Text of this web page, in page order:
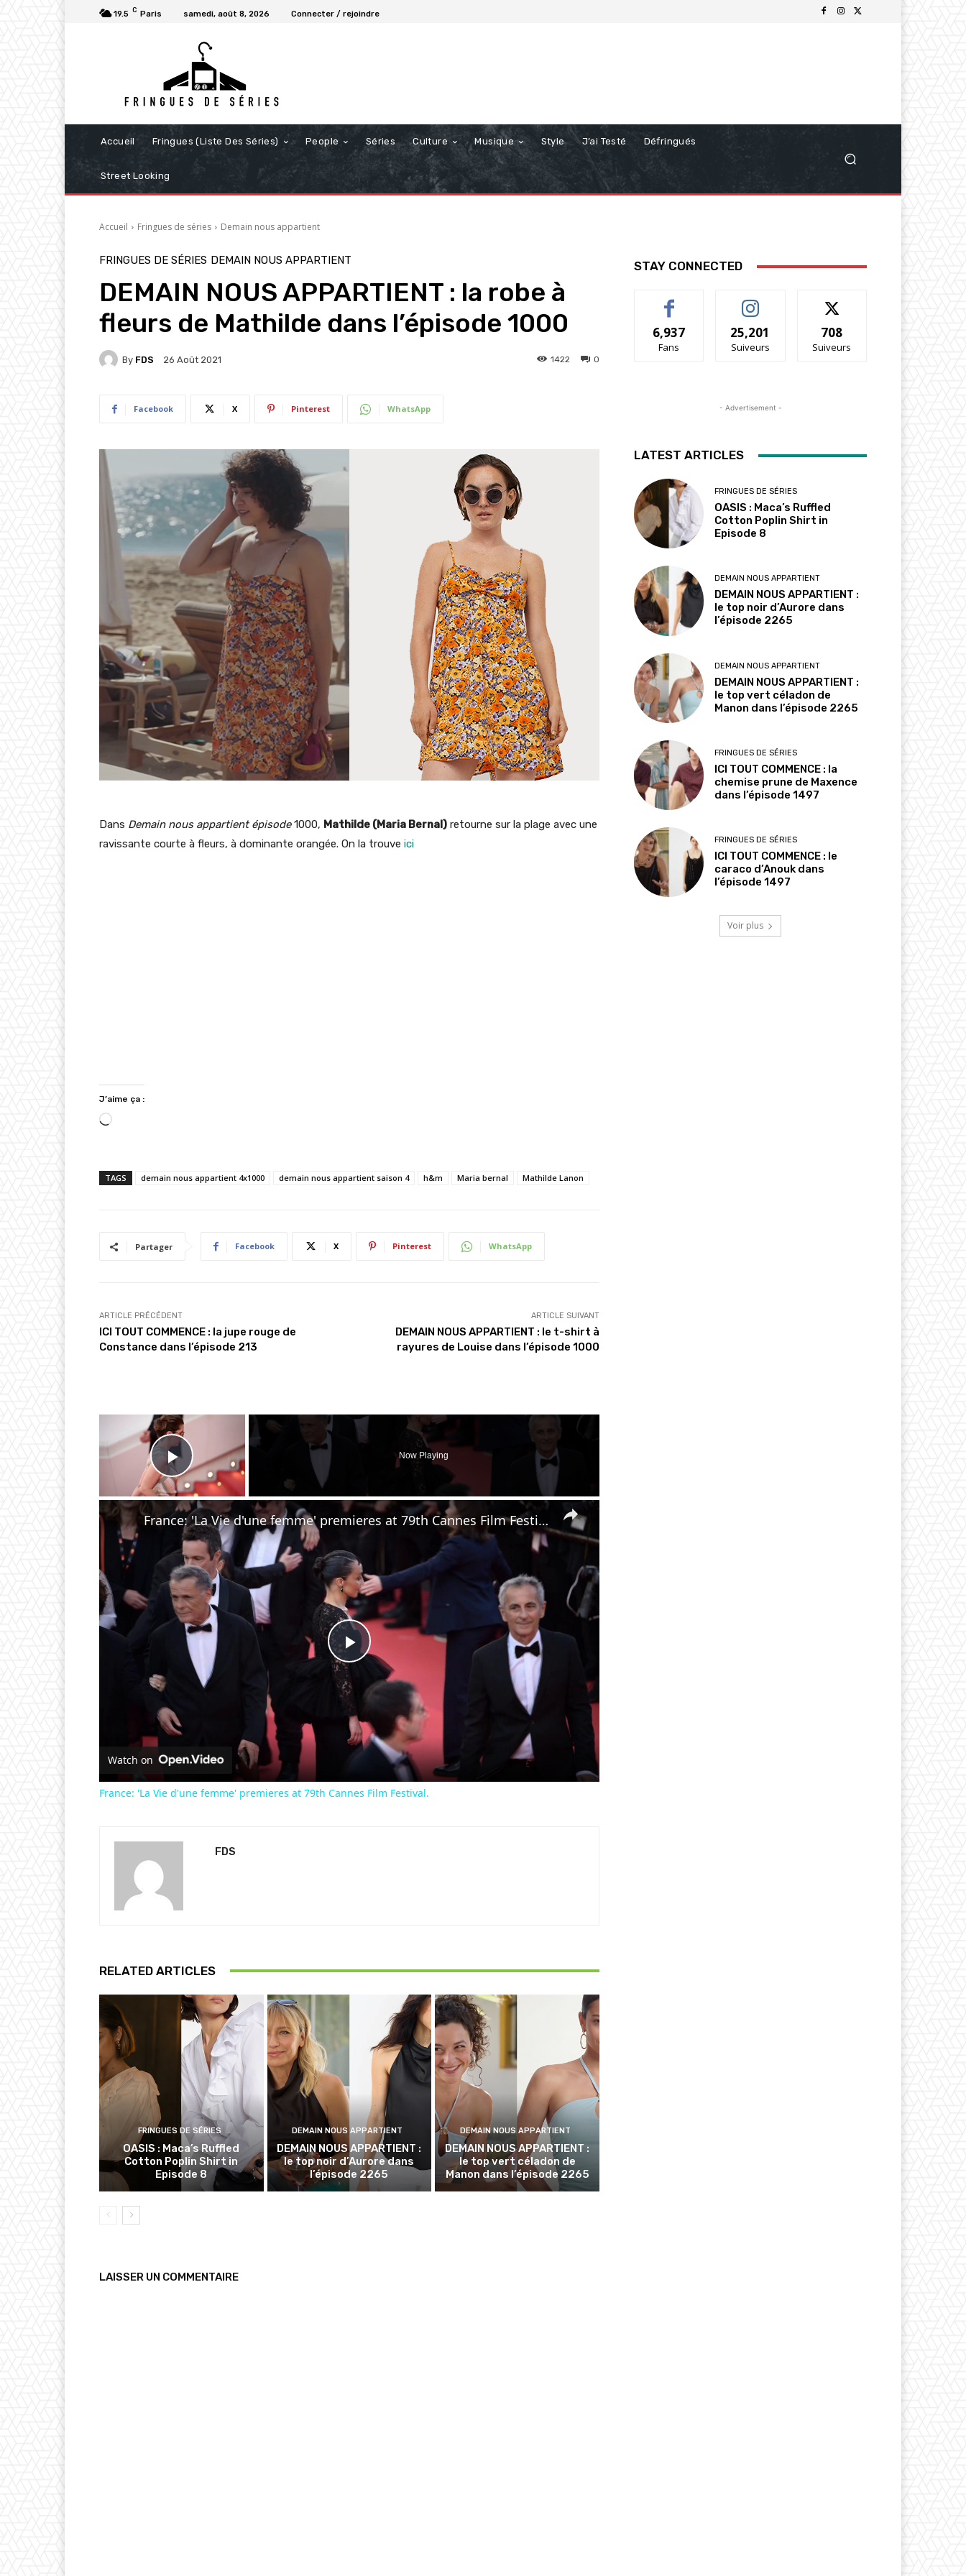
19.5 C Paris samedi, août 8, 2026 Connecter / rejoindre
Accueil Fringues (Liste Des Séries) People Séries Culture Musique Style J’ai Testé Défringués
Street Looking
Accueil Fringues de séries Demain nous appartient
FRINGUES DE SÉRIES DEMAIN NOUS APPARTIENT
DEMAIN NOUS APPARTIENT : la robe à
fleurs de Mathilde dans l’épisode 1000
By FDS 26 Août 2021 0
1422
Facebook X Pinterest WhatsApp
Dans Demain nous appartient épisode1000, Mathilde (Maria Bernal) retourne sur la plage avec une
ravissante courte à fleurs, à dominante orangée. On la trouve ici
J’aime ça :
C
r
…
TAGS demain nous appartient 4x1000 demain nous appartient saison 4 h&m Maria bernal Mathilde Lanon
Partager Facebook X Pinterest WhatsApp
ARTICLE PRÉCÉDENT
ICI TOUT COMMENCE : la jupe rouge de
Constance dans l’épisode 213
ARTICLE SUIVANT
DEMAIN NOUS APPARTIENT : le t-shirt à
rayures de Louise dans l’épisode 1000
Play Video
Now Playing
×
Play
Video
France: 'La Vie d'une femme' premieres at 79th Cannes Film Festival.
Watch on
France: 'La Vie d'une femme' premieres at 79th Cannes Film Festival.
FDS
RELATED ARTICLES
FRINGUES DE SÉRIES
OASIS : Maca’s Ruffled
Cotton Poplin Shirt in
Episode 8
DEMAIN NOUS APPARTIENT
DEMAIN NOUS APPARTIENT :
le top noir d’Aurore dans
l’épisode 2265
DEMAIN NOUS APPARTIENT
DEMAIN NOUS APPARTIENT :
le top vert céladon de
Manon dans l’épisode 2265
LAISSER UN COMMENTAIRE
STAY CONNECTED
6,937
Fans
25,201
Suiveurs
708
Suiveurs
- Advertisement -
LATEST ARTICLES
FRINGUES DE SÉRIES
OASIS : Maca’s Ruffled
Cotton Poplin Shirt in
Episode 8
DEMAIN NOUS APPARTIENT
DEMAIN NOUS APPARTIENT :
le top noir d’Aurore dans
l’épisode 2265
DEMAIN NOUS APPARTIENT
DEMAIN NOUS APPARTIENT :
le top vert céladon de
Manon dans l’épisode 2265
FRINGUES DE SÉRIES
ICI TOUT COMMENCE : la
chemise prune de Maxence
dans l’épisode 1497
FRINGUES DE SÉRIES
ICI TOUT COMMENCE : le
caraco d’Anouk dans
l’épisode 1497
Voir plus